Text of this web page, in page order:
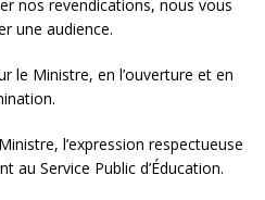
nos revendications, nous vous
une audience.
le Ministre, en l’ouverture et en
l’expression respectueuse
Service Public d’Éducation.